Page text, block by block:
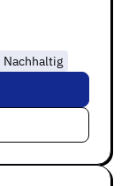
Nachhaltig